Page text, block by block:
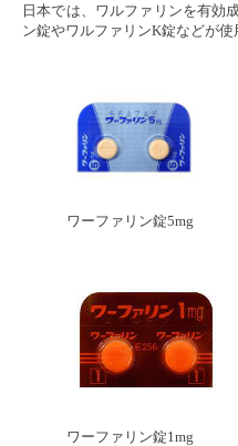
日本では、ワルファリンを有効
ン錠やワルファリンK錠などが使
ワーファリン錠5mg
ワーファリン錠1mg